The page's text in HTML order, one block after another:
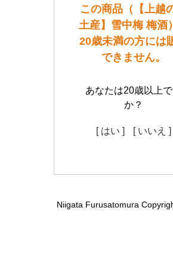
この商品（【上越
土産】雪中梅 梅酒
20歳未満の方には
できません。
あなたは20歳以上
か？
[ はい ] [ いいえ ]
Niigata Furusatomura